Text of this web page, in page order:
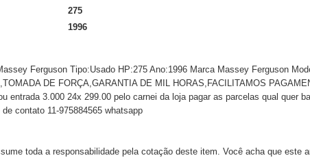
275
1996
Ferguson Tipo:Usado HP:275 Ano:1996 Marca Massey Ferguson
DE FORÇA,GARANTIA DE MIL HORAS,FACILITAMOS
entrada 3.000 24x 299.00 pelo carnei da loja pagar as parcelas qual quer
de contato 11-975884565 whatsapp
toda a responsabilidade pela cotação deste item. Você acha que este